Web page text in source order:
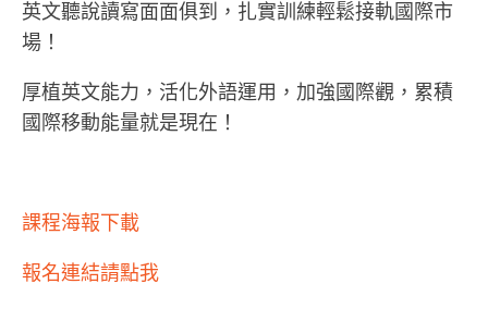
英文聽說讀寫面面俱到，扎實訓練輕鬆接軌國際市
場！
厚植英文能力，活化外語運用，加強國際觀，累積
國際移動能量就是現在！
課程海報下載
報名連結請點我